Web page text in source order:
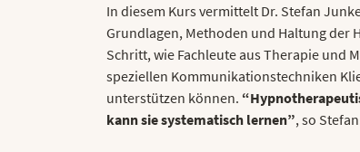
In diesem Kurs vermittelt Dr. Stefan
Grundlagen, Methoden und Haltung der
Schritt, wie Fachleute aus Therapie und
speziellen Kommunikationstechniken
unterstützen können.
kann sie systematisch lernen”, so